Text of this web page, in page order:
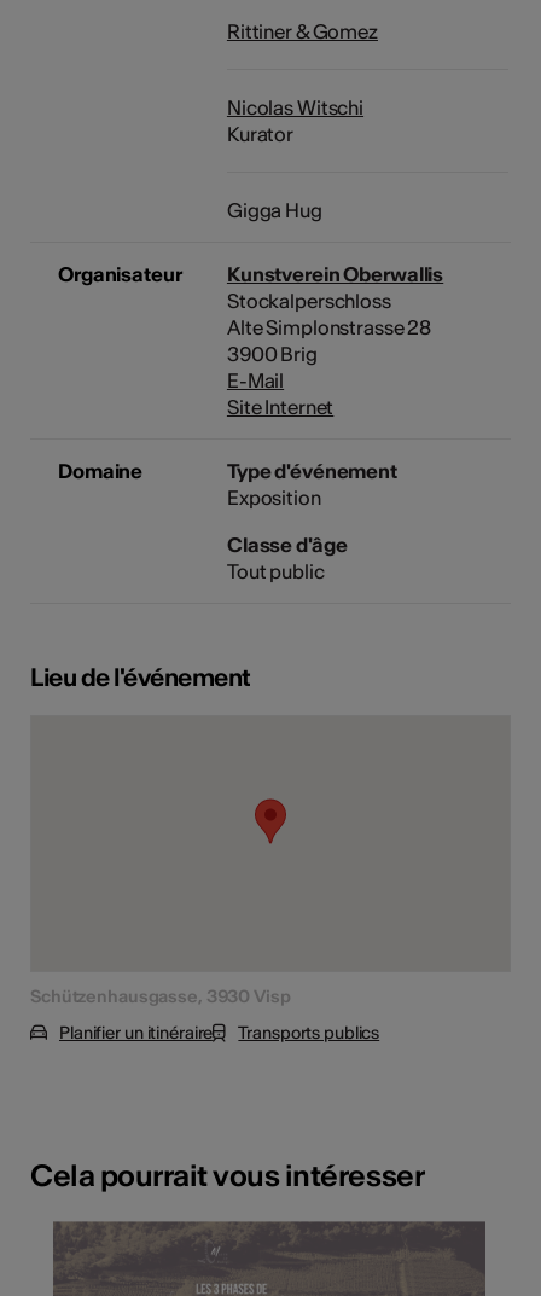
Rittiner & Gomez
Nicolas Witschi
Kurator
Gigga Hug
Organisateur
Kunstverein Oberwallis
Stockalperschloss
Alte Simplonstrasse 28
3900 Brig
E-Mail
Site Internet
Domaine
Type d'événement
Exposition
Classe d'âge
Tout public
Lieu de l'événement
Schützenhausgasse, 3930 Visp
Planifier un itinéraire
Transports publics
Cela pourrait vous intéresser